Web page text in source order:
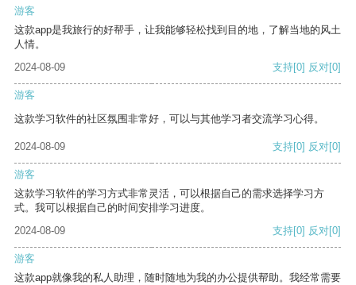
游客
这款app是我旅行的好帮手，让我能够轻松找到目的地，了解当地的风土
人情。
2024-08-09
支持[0] 反对[0]
游客
这款学习软件的社区氛围非常好，可以与其他学习者交流学习心得。
2024-08-09 支持[0] 反对[0]
游客
这款学习软件的学习方式非常灵活，可以根据自己的需求选择学习方
式。我可以根据自己的时间安排学习进度。
2024-08-09
支持[0] 反对[0]
游客
这款app就像我的私人助理，随时随地为我的办公提供帮助。我经常需要